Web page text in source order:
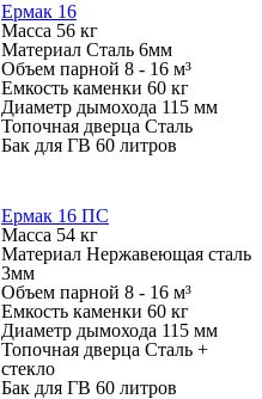
Ермак 16
Масса 56 кг
Материал Сталь 6мм
Объем парной 8 - 16 м³
Емкость каменки 60 кг
Диаметр дымохода 115 мм
Топочная дверца Сталь
Бак для ГВ 60 литров
Ермак 16 ПС
Масса 54 кг
Материал Нержавеющая сталь
3мм
Объем парной 8 - 16 м³
Емкость каменки 60 кг
Диаметр дымохода 115 мм
Топочная дверца Сталь +
стекло
Бак для ГВ 60 литров